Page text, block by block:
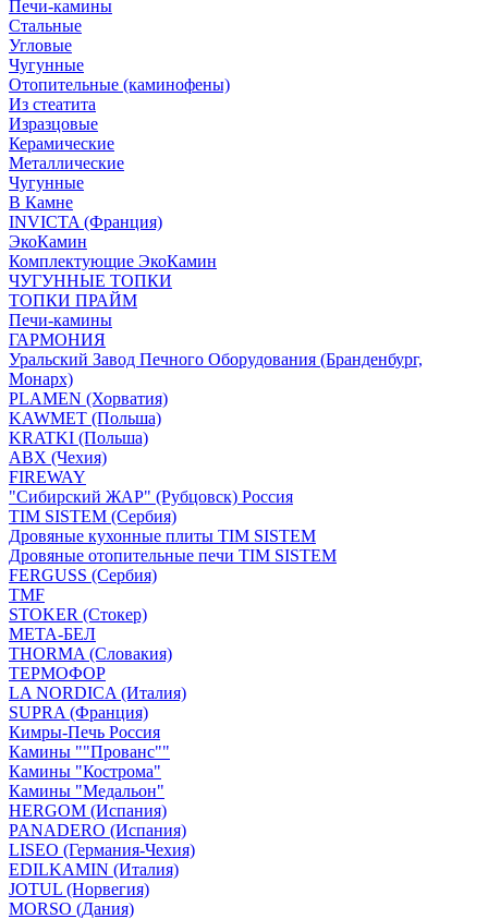
Печи-камины
Стальные
Угловые
Чугунные
Отопительные (каминофены)
Из стеатита
Изразцовые
Керамические
Металлические
Чугунные
В Камне
INVICTA (Франция)
ЭкоКамин
Комплектующие ЭкоКамин
ЧУГУННЫЕ ТОПКИ
ТОПКИ ПРАЙМ
Печи-камины
ГАРМОНИЯ
Уральский Завод Печного Оборудования (Бранденбург,
Монарх)
PLAMEN (Хорватия)
KAWMET (Польша)
KRATKI (Польша)
ABX (Чехия)
FIREWAY
"Сибирский ЖАР" (Рубцовск) Россия
TIM SISTEM (Сербия)
Дровяные кухонные плиты TIM SISTEM
Дровяные отопительные печи TIM SISTEM
FERGUSS (Сербия)
TMF
STOKER (Стокер)
МЕТА-БЕЛ
THORMA (Словакия)
ТЕРМОФОР
LA NORDICA (Италия)
SUPRA (Франция)
Кимры-Печь Россия
Камины ""Прованс""
Камины "Кострома"
Камины "Медальон"
HERGOM (Испания)
PANADERO (Испания)
LISEO (Германия-Чехия)
EDILKAMIN (Италия)
JOTUL (Норвегия)
MORSO (Дания)